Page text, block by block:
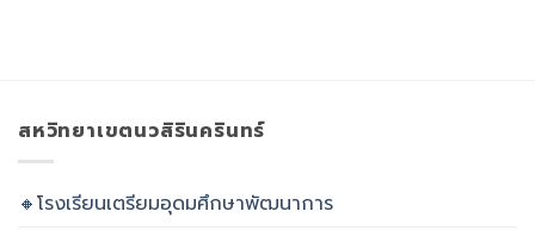
สหวิทยาเขตนวสิรินครินทร์
🔸โรงเรียนเตรียมอุดมศึกษาพัฒนาการ